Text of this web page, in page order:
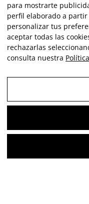
para mostrarte
perfil elaborado a partir
personalizar tus
aceptar todas las
rechazarlas
consulta nuestra